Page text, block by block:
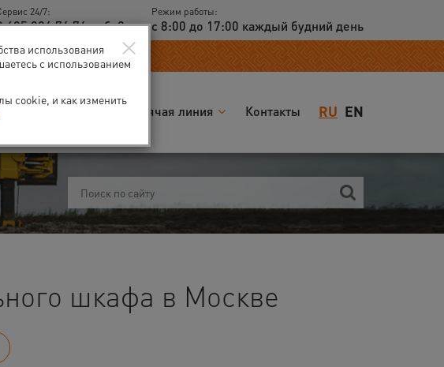
24/7:
495 926 76 76 доб. 2
Режим работы:
с 8:00 до 17:00 каждый будний день
RU EN
События Горячая линия Контакты
шкафа в Москве
×
использования
с использованием
cookie, и как изменить